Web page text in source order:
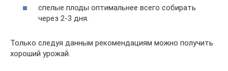
спелые плоды оптимальнее всего собирать
через 2-3 дня.
Только следуя данным рекомендациям можно получить
хороший урожай.